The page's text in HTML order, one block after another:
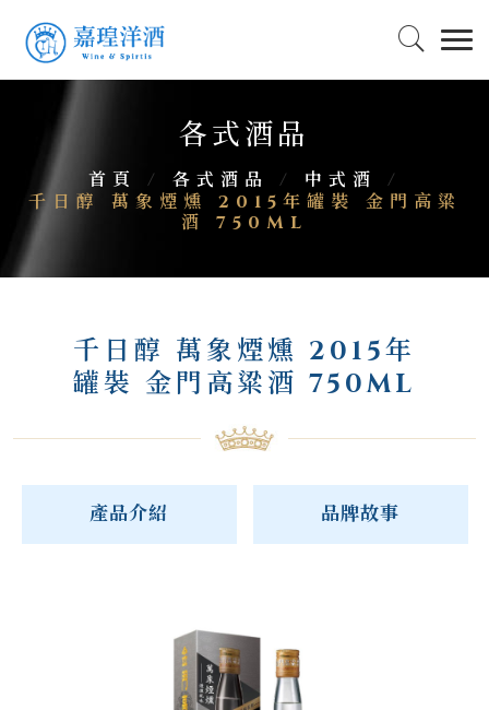
各式酒品
首頁 / 各式酒品 / 中式酒
/
千日醇 萬象煙燻 2015年罐裝 金門高粱
酒 750ML
千日醇 萬象煙燻 2015年
罐裝 金門高粱酒 750ML
產品介紹 品牌故事